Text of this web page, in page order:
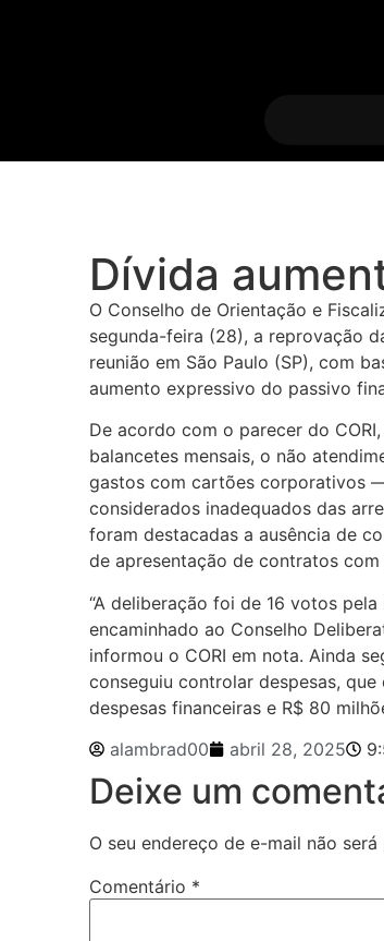
Dívida
O Conselho de Orientação e
segunda-feira (28), a reprovação
reunião em São Paulo (SP), com
aumento expressivo do passivo
De acordo com o parecer do
balancetes mensais, o não
gastos com cartões corporativos
considerados inadequados das
foram destacadas a ausência de
de apresentação de contratos
“A deliberação foi de 16 votos
encaminhado ao Conselho
informou o CORI em nota. Ainda
conseguiu controlar despesas,
despesas financeiras e R$ 80
alambrad00
abril 28, 2025
Deixe um
O seu endereço de e-mail não
Comentário *